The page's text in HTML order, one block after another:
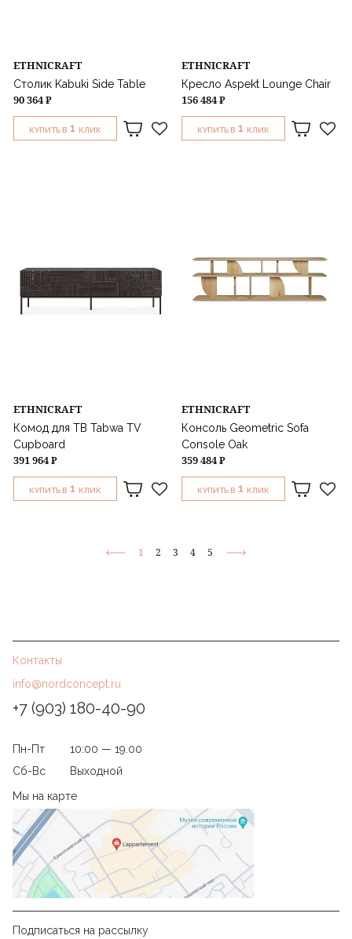
ETHNICRAFT
Столик Kabuki Side Table
90 364 ₽
КУПИТЬ В 1 КЛИК
ETHNICRAFT
Кресло Aspekt Lounge Chair
156 484 ₽
КУПИТЬ В 1 КЛИК
ETHNICRAFT
Комод для ТВ Tabwa TV
Cupboard
391 964 ₽
КУПИТЬ В 1 КЛИК
ETHNICRAFT
Консоль Geometric Sofa
Console Oak
359 484 ₽
КУПИТЬ В 1 КЛИК
1 2 3 4 5
Контакты
info@nordconcept.ru
+7 (903) 180-40-90
Пн-Пт
10:00 — 19.00
Сб-Вс
Выходной
Мы на карте
Подписаться на рассылку